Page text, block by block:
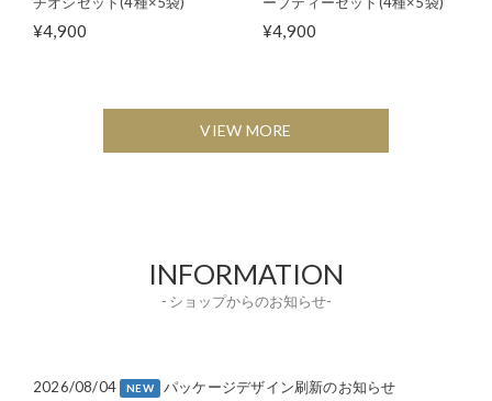
¥4,900 ¥4,900
VIEW MORE
INFORMATION
- ショップからのお知らせ-
2026/08/04 NEW パッケージデザイン刷新のお知らせ